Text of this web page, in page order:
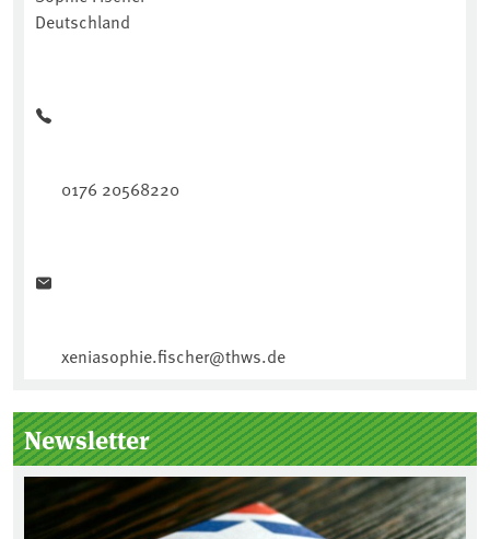
Deutschland
0176 20568220
xeniasophie.fischer@thws.de
Newsletter